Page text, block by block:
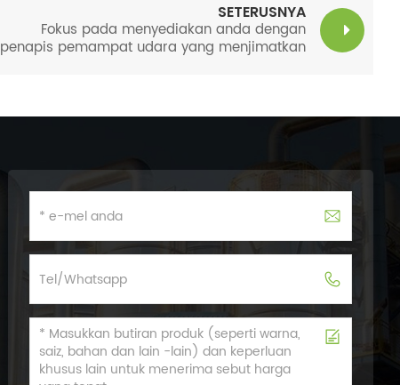
SETERUSNYA
Fokus pada menyediakan anda dengan
penapis pemampat udara yang menjimatkan